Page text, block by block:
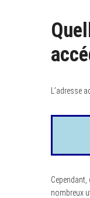
L’adresse
nombreux